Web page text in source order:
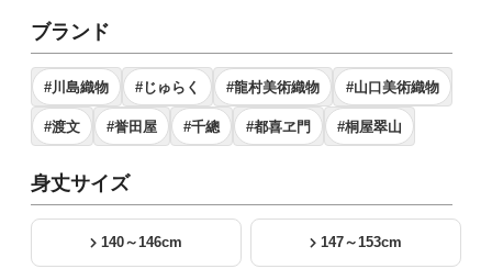
ブランド
#川島織物 #じゅらく #龍村美術織物 #山口美術織物
#渡文 #誉田屋 #千總 #都喜ヱ門 #桐屋翠山
身丈サイズ
140～146cm 147～153cm